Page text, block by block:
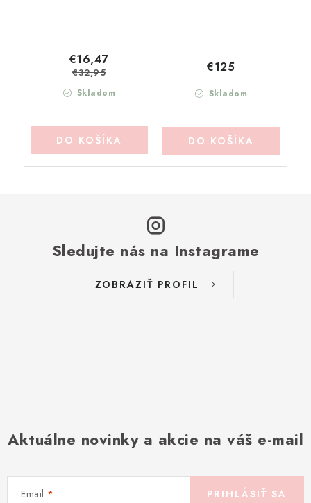
Skladom
€16,47
€32,95
DO KOŠÍKA
Skladom
€125
DO KOŠÍKA
Sledujte nás na Instagrame
ZOBRAZIŤ PROFIL
Aktuálne novinky a akcie na váš e-mail
Email PRIHLÁSIŤ SA